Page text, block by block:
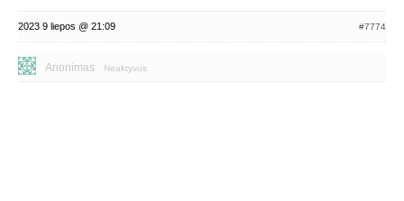
2023 9 liepos @ 21:09 #7774
Anonimas Neaktyvus